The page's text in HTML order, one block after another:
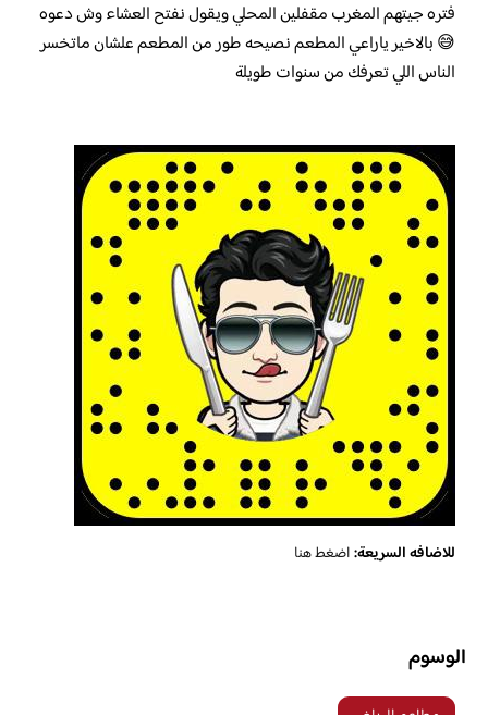
فتره جيتهم المغرب مقفلين المحلي ويقول نفتح العشاء وش دعوه
😅 بالاخير ياراعي المطعم نصيحه طور من المطعم علشان ماتخسر
الناس اللي تعرفك من سنوات طويلة
للاضافه السريعة:اضغط هنا
الوسوم